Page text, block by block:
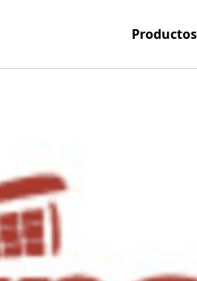
Productos